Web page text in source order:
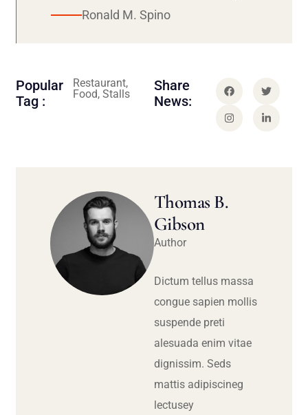
Ronald M. Spino
Popular
Tag :
Restaurant,
Food, Stalls
Share
News:
Thomas B.
Gibson
Author
Dictum tellus massa
congue sapien mollis
suspende preti
alesuada enim vitae
dignissim. Seds
mattis adipiscineg
lectusey